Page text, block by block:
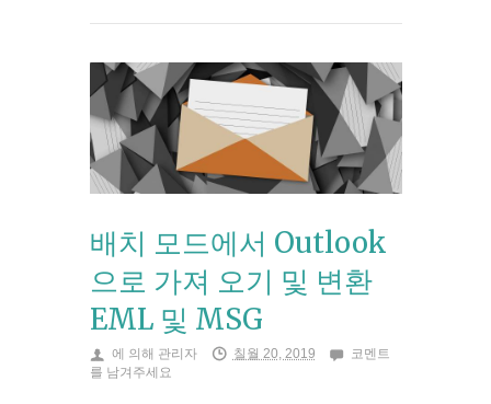
배치 모드에서 Outlook
으로 가져 오기 및 변환
EML 및 MSG
에 의해 관리자 칠월 20, 2019
코멘트
를 남겨주세요